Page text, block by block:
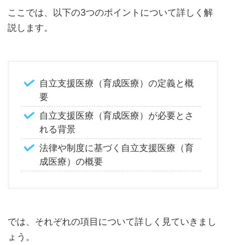
ここでは、以下の3つのポイントについて詳しく解
説します。
自立支援医療（育成医療）の定義と概
要
自立支援医療（育成医療）が必要とさ
れる背景
法律や制度に基づく自立支援医療（育
成医療）の概要
では、それぞれの項目について詳しく見ていきまし
ょう。